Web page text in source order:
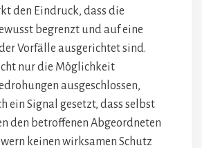
den Eindruck, dass die
begrenzt und auf eine
Vorfälle ausgerichtet sind.
nur die Möglichkeit
ausgeschlossen,
ein Signal gesetzt, dass selbst
den betroffenen Abgeordneten
keinen wirksamen Schutz